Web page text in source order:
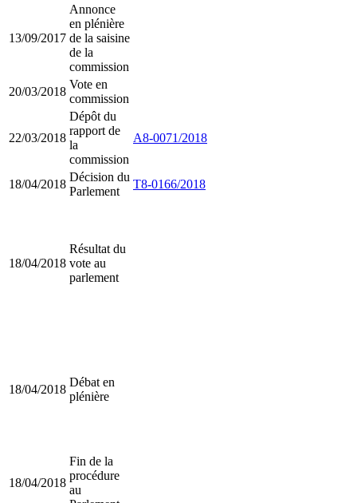
13/09/2017
Annonce
en plénière
de la saisine
de la
commission
20/03/2018
Vote en
commission
22/03/2018
Dépôt du
rapport de
la
commission
A8-0071/2018
18/04/2018
Décision du
Parlement
T8-0166/2018
18/04/2018
Résultat du
vote au
parlement
18/04/2018
Débat en
plénière
18/04/2018
Fin de la
procédure
au